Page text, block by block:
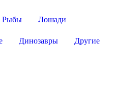
Рыбы Лошади
Динозавры Другие